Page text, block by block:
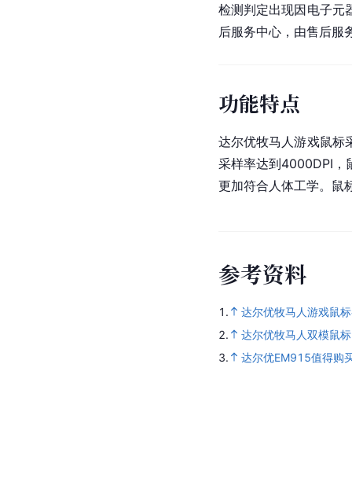
检测判定出现因电子元
后服务中心，由售后服
功能特点
达尔优牧马人游戏鼠标
采样率达到4000DPI，
更加符合人体工学。鼠
参考资料
1.
达尔优牧马人游戏鼠
2.
达尔优牧马人双模鼠标
3.
达尔优EM915值得购